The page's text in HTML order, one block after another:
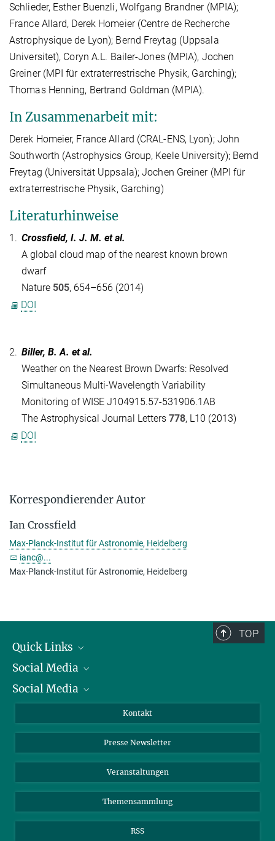
Schlieder, Esther Buenzli, Wolfgang Brandner (MPIA);
France Allard, Derek Homeier (Centre de Recherche
Astrophysique de Lyon); Bernd Freytag (Uppsala
Universitet), Coryn A.L. Bailer-Jones (MPIA), Jochen
Greiner (MPI für extraterrestrische Physik, Garching);
Thomas Henning, Bertrand Goldman (MPIA).
In Zusammenarbeit mit:
Derek Homeier, France Allard (CRAL-ENS, Lyon); John
Southworth (Astrophysics Group, Keele University); Bernd
Freytag (Universität Uppsala); Jochen Greiner (MPI für
extraterrestrische Physik, Garching)
Literaturhinweise
1. Crossfield, I. J. M. et al.
A global cloud map of the nearest known brown
dwarf
Nature 505, 654–656 (2014)
DOI
2. Biller, B. A. et al.
Weather on the Nearest Brown Dwarfs: Resolved
Simultaneous Multi-Wavelength Variability
Monitoring of WISE J104915.57-531906.1AB
The Astrophysical Journal Letters 778, L10 (2013)
DOI
Korrespondierender Autor
Ian Crossfield
Max-Planck-Institut für Astronomie, Heidelberg
ianc@...
Max-Planck-Institut für Astronomie, Heidelberg
TOP
Quick Links
Präsident
Zahlen und Fakten
Meldestelle Fehlverhalten
Social Media
Bluesky
TikTok
Social Media
Instagram
YouTube
Kontakt
Presse Newsletter
Veranstaltungen
Themensammlung
RSS